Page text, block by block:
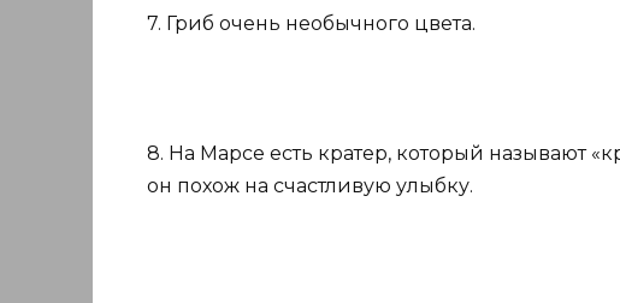
7. Гриб очень необычного цвета.
8. На Марсе есть кратер, который называют
он похож на счастливую улыбку.